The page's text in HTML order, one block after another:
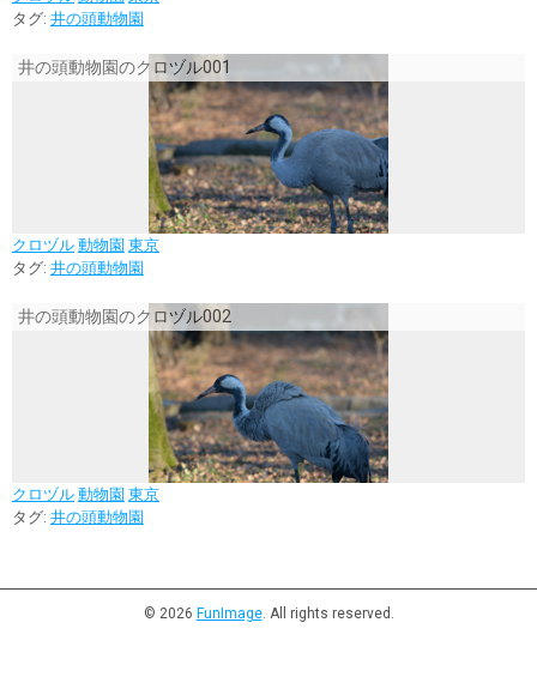
タグ: 井の頭動物園
井の頭動物園のクロヅル001
クロヅル 動物園 東京
タグ: 井の頭動物園
井の頭動物園のクロヅル002
クロヅル 動物園 東京
タグ: 井の頭動物園
© 2026 FunImage. All rights reserved.